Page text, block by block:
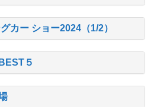
カー ショー2024（1/2）
５